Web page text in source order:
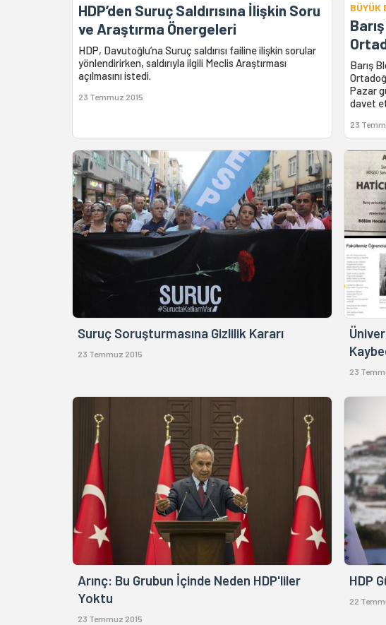
HDP’den Suruç Saldırısına İlişkin Soru
ve Araştırma Önergeleri
HDP, Davutoğlu’na Suruç saldırısı failine ilişkin sorular
yönlendirirken, saldırıyla ilgili Meclis Araştırması
açılmasını istedi.
23 Temmuz 2015
BÜYÜK
Barış
Pazar
davet
23
Suruç Soruşturmasına Gizlilik Kararı
23 Temmuz 2015
23
Arınç: Bu Grubun İçinde Neden HDP'liler
Yoktu
23 Temmuz 2015
HDP
22